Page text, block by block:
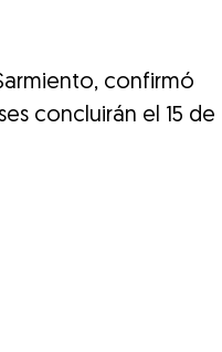
confirmó
concluirán el 15 de